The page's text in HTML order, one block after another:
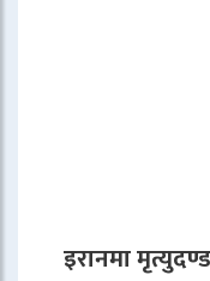
इरानमा